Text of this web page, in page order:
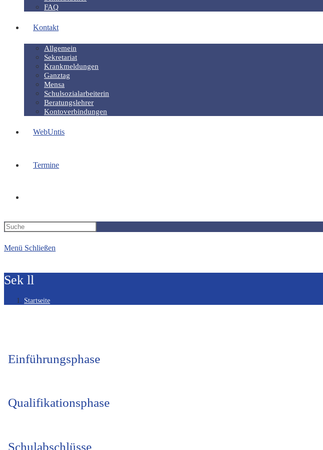
FAQ
Kontakt
Allgemein
Sekretariat
Krankmeldungen
Ganztag
Mensa
Schulsozialarbeiterin
Beratungslehrer
Kontoverbindungen
WebUntis
Termine
Menü Schließen
Sek ll
Startseite
Einführungsphase
Qualifikationsphase
Schulabschlüsse